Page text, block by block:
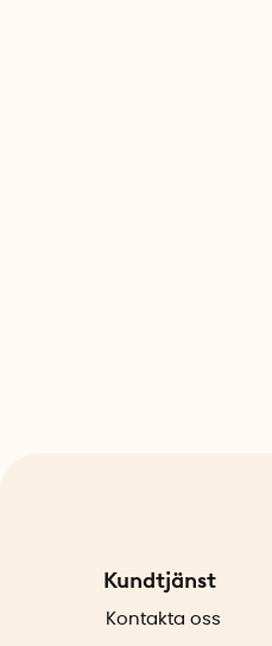
Kundtjänst
Kontakta oss